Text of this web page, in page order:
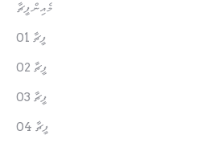
މެއިން ފީޗާ
ފީޗާ 01
ފީޗާ 02
ފީޗާ 03
ފީޗާ 04